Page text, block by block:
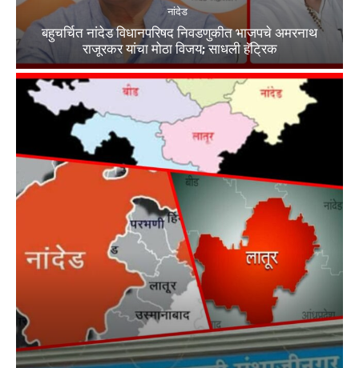
नांदेड
बहुचर्चित नांदेड विधानपरिषद निवडणुकीत भाजपचे अमरनाथ
राजूरकर यांचा मोठा विजय; साधली हॅट्रिक